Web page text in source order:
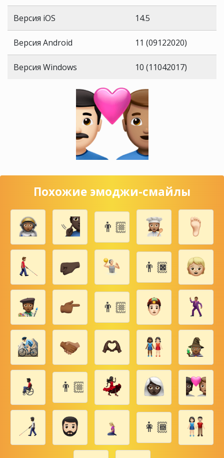
Версия iOS 14.5
Версия Android 11 (09122020)
Версия Windows 10 (11042017)
Похожие эмоджи-смайлы
👨🏼‍👨🏼‍👧🏼‍👶🏼
👨🏼‍👦🏼‍👶🏼
👨🏼‍👩🏼‍👶🏼